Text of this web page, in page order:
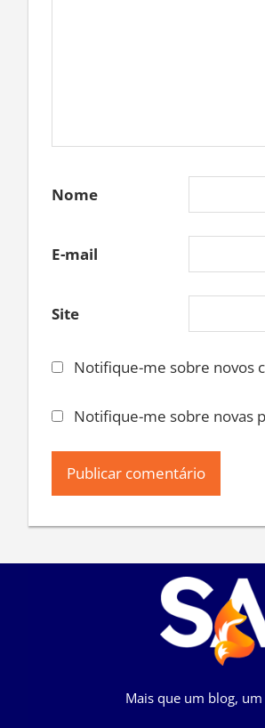
Nome
E-mail
Site
Notifique-me sobre novos
Notifique-me sobre novas
Mais que um blog, um